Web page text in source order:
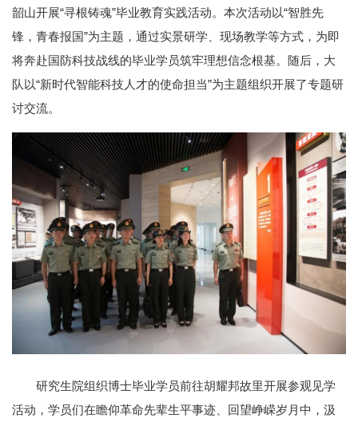
韶山开展“寻根铸魂”毕业教育实践活动。本次活动以“智胜先
锋，青春报国”为主题，通过实景研学、现场教学等方式，为即
将奔赴国防科技战线的毕业学员筑牢理想信念根基。随后，大
队以“新时代智能科技人才的使命担当”为主题组织开展了专题研
讨交流。
研究生院组织博士毕业学员前往胡耀邦故里开展参观见学
活动，学员们在瞻仰革命先辈生平事迹、回望峥嵘岁月中，汲